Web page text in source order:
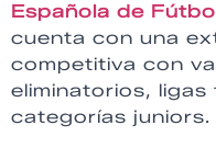
Española de
cuenta con una
competitiva con
eliminatorios, ligas
categorías juniors.